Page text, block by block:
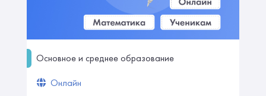
Основное и среднее образование
Онлайн